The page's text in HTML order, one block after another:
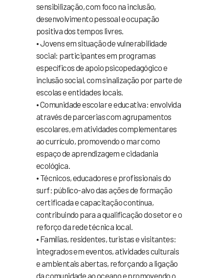
sensibilização, com foco na inclusão,
desenvolvimento pessoal e ocupação
positiva dos tempos livres.
• Jovens em situação de vulnerabilidade
social: participantes em programas
específicos de apoio psicopedagógico e
inclusão social, com sinalização por parte de
escolas e entidades locais.
• Comunidade escolar e educativa: envolvida
através de parcerias com agrupamentos
escolares, em atividades complementares
ao currículo, promovendo o mar como
espaço de aprendizagem e cidadania
ecológica.
• Técnicos, educadores e profissionais do
surf: público-alvo das ações de formação
certificada e capacitação contínua,
contribuindo para a qualificação do setor e o
reforço da rede técnica local.
• Famílias, residentes, turistas e visitantes:
integrados em eventos, atividades culturais
e ambientais abertas, reforçando a ligação
da comunidade ao oceano e promovendo o